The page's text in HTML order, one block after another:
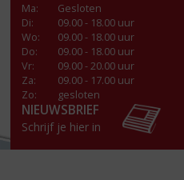
Ma:
Gesloten
Di:
09.00 - 18.00 uur
Wo:
09.00 - 18.00 uur
Do:
09.00 - 18.00 uur
Vr:
09.00 - 20.00 uur
Za:
09.00 - 17.00 uur
Zo:
gesloten
NIEUWSBRIEF
Schrijf je hier in